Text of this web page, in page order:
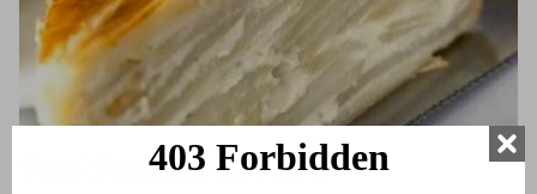
Paté Pommes de Terre